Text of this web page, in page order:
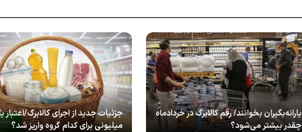
یارانه‌بگیران بخوانند/ رقم کالابرگ در خردادماه
چقدر بیشتر می‌شود؟
جزئیات جدید از اجرای کالابرگ/اعتبار
میلیونی برای کدام گروه واریز شد؟